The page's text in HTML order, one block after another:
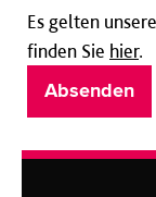
Es gelten
finden Sie hier.